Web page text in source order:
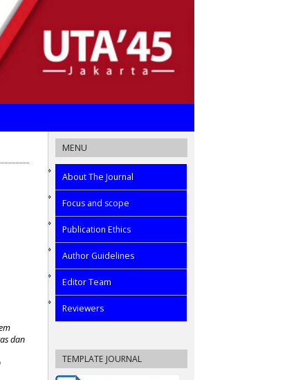
MENU
About The Journal
Focus and scope
Publication Ethics
Author Guidelines
Editor Team
Reviewers
TEMPLATE JOURNAL
dan